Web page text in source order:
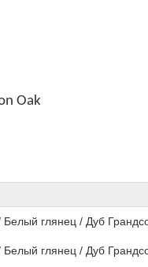
Oak
глянец / Дуб
глянец / Дуб